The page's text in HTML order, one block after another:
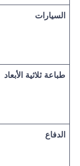
السيارات
طباعة ثلاثية الأبعاد
الدفاع